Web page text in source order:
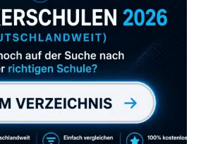
uns auch
gerne
Videos gefallen!
YOUTUBE KANAL